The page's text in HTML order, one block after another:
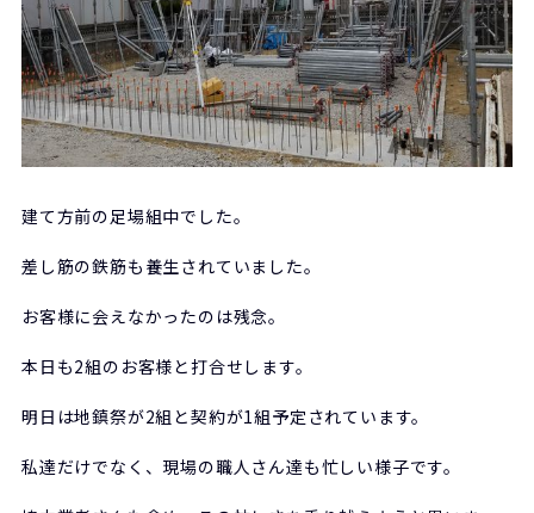
建て方前の足場組中でした。
差し筋の鉄筋も養生されていました。
お客様に会えなかったのは残念。
本日も2組のお客様と打合せします。
明日は地鎮祭が2組と契約が1組予定されています。
私達だけでなく、現場の職人さん達も忙しい様子です。